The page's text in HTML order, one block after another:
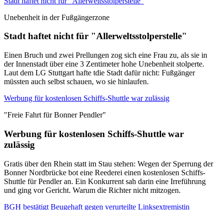
Unebenheit in der Fußgängerzone
Stadt haftet nicht für "Allerweltsstolperstelle"
Einen Bruch und zwei Prellungen zog sich eine Frau zu, als sie in
der Innenstadt über eine 3 Zentimeter hohe Unebenheit stolperte.
Laut dem LG Stuttgart hafte tdie Stadt dafür nicht: Fußgänger
müssten auch selbst schauen, wo sie hinlaufen.
Werbung für kostenlosen Schiffs-Shuttle war zulässig
"Freie Fahrt für Bonner Pendler"
Werbung für kostenlosen Schiffs-Shuttle war
zulässig
Gratis über den Rhein statt im Stau stehen: Wegen der Sperrung der
Bonner Nordbrücke bot eine Reederei einen kostenlosen Schiffs-
Shuttle für Pendler an. Ein Konkurrent sah darin eine Irreführung
und ging vor Gericht. Warum die Richter nicht mitzogen.
BGH bestätigt Beugehaft gegen verurteilte Linksextremistin